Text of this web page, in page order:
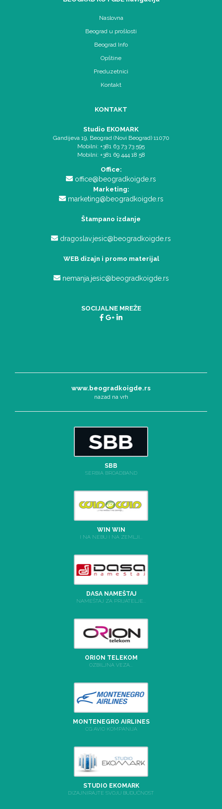
Naslovna
Beograd u prošlosti
Beograd Info
Opštine
Preduzetnici
Kontakt
KONTAKT
Studio EKOMARK
Gandijeva 19, Beograd (Novi Beograd) 11070
Mobilni: +381 63 73 73 595
Mobilni: +381 69 444 18 58
Office:
office@beogradkoigde.rs
Marketing:
marketing@beogradkoigde.rs
Štampano izdanje
dragoslav.jesic@beogradkoigde.rs
WEB dizajn i promo materijal
nemanja.jesic@beogradkoigde.rs
SOCIJALNE MREŽE
www.beogradkoigde.rs
nazad na vrh
SBB
SERBIA BROADBAND
WIN WIN
I NA NEBU I NA ZEMLJI...
DASA NAMEŠTAJ
NAMEŠTAJ ZA PRIJATELJE...
ORION TELEKOM
OZBILJNA VEZA...
MONTENEGRO AIRLINES
CG AVIO KOMPANIJA
STUDIO EKOMARK
DIZAJNIRAJTE SVOJU BUDUĆNOST